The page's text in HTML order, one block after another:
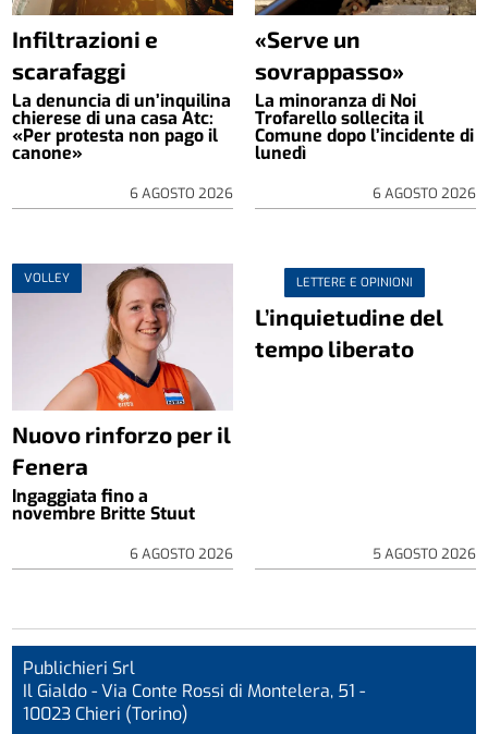
Infiltrazioni e
scarafaggi
La denuncia di un’inquilina
chierese di una casa Atc:
«Per protesta non pago il
canone»
6 AGOSTO 2026
«Serve un
sovrappasso»
La minoranza di Noi
Trofarello sollecita il
Comune dopo l’incidente di
lunedì
6 AGOSTO 2026
VOLLEY
Nuovo rinforzo per il
Fenera
Ingaggiata fino a
novembre Britte Stuut
6 AGOSTO 2026
LETTERE E OPINIONI
L’inquietudine del
tempo liberato
5 AGOSTO 2026
Publichieri Srl
Il Gialdo - Via Conte Rossi di Montelera, 51 -
10023 Chieri (Torino)